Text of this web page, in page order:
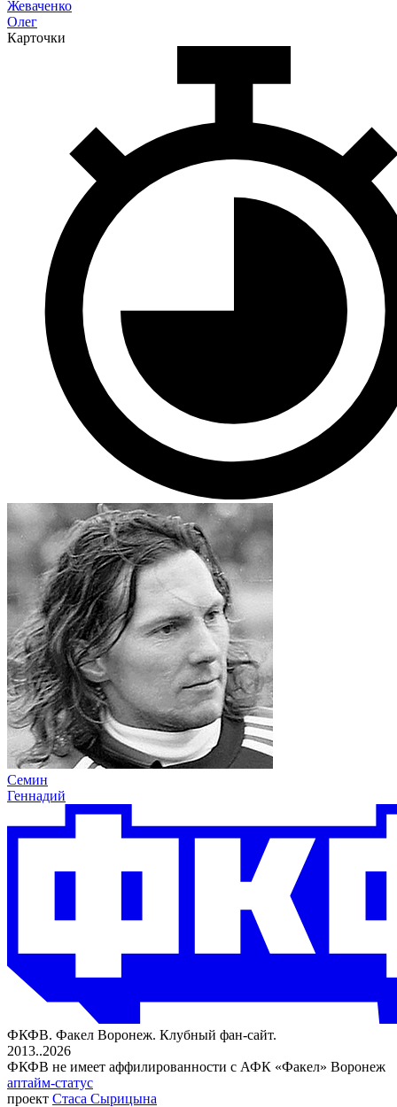
Жеваченко
Олег
Карточки
Семин
Геннадий
ФКФВ. Факел Воронеж. Клубный фан-сайт.
2013..2026
ФКФВ не имеет аффилированности с АФК «Факел» Воронеж
аптайм-статус
проект Стаса Сырицына